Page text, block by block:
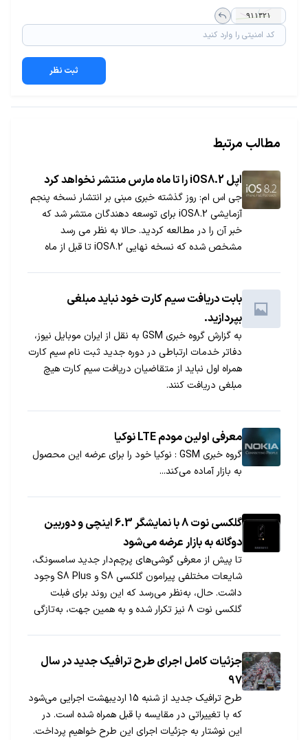
ثبت نظر
مطالب مرتبط
اپل iOS8.2 را تا ماه مارس منتشر نخواهد کرد
جی اس ام: روز گذشته خبری مبنی بر انتشار نسخه پنجم
آزمایشی iOS8.2 برای توسعه دهندگان منتشر شد که
خبر آن را در مطالعه کردید. حالا به نظر می رسد
مشخص شده که نسخه نهایی iOS8.2 تا قبل از ماه
بابت دریافت سیم کارت خود نباید مبلغی
بپردازید.
به گزارش گروه خبری GSM به نقل از ایران موبایل نیوز،
دفاتر خدمات ارتباطی در دوره جدید ثبت نام سیم کارت
همراه اول نباید از متقاضیان دریافت سیم کارت هیچ
مبلغی دریافت کنند.
معرفی اولین مودم LTE نوکیا
گروه خبری GSM : نوکیا خود را برای عرضه این محصول
به بازار آماده می‌کند...
گلکسی نوت 8 با نمایشگر 6.3 اینچی و دوربین
دوگانه به بازار عرضه می‌شود
تا پیش از معرفی گوشی‌های پرچم‌دار جدید سامسونگ،
شایعات مختلفی پیرامون گلکسی S8 و S8 Plus وجود
داشت. حال، به‌نظر می‌رسد که این روند برای فبلت
گلکسی نوت 8 نیز تکرار شده و به همین جهت، به‌تازگی
جزئیات کامل اجرای طرح ترافیک جدید در سال
97
طرح ترافیک جدید از شنبه 15 اردیبهشت اجرایی می‌شود
که با تغییراتی در مقایسه با قبل همراه شده است. در
این نوشتار به جزئیات اجرای این طرح خواهیم پرداخت.